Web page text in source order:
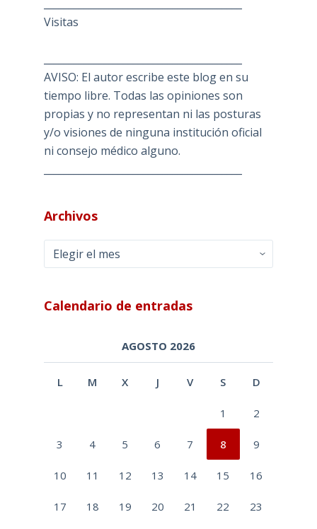
Visitas
AVISO: El autor escribe este blog en su
tiempo libre. Todas las opiniones son
propias y no representan ni las posturas
y/o visiones de ninguna institución oficial
ni consejo médico alguno.
Archivos
Archivos
Calendario de entradas
AGOSTO 2026
L M X J V S D
1 2
3 4 5 6 7 8 9
10 11 12 13 14 15 16
17 18 19 20 21 22 23